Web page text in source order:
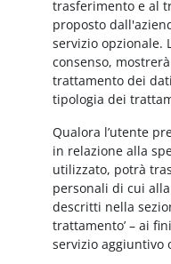
trasferimento e al
proposto
servizio opzionale.
consenso,
trattamento dei
tipologia dei
Qualora l’utente
in relazione alla
utilizzato, potrà
personali di cui
descritti nella
trattamento’ – ai
servizio aggiuntivo